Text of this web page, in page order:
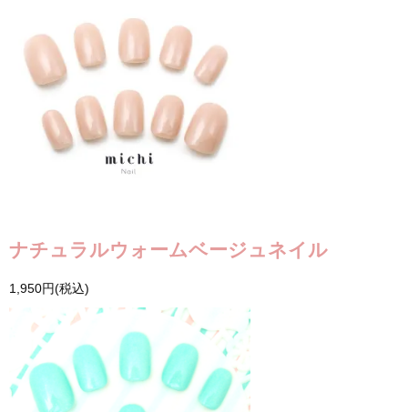
ナチュラルウォームベージュネイル
1,950円(税込)